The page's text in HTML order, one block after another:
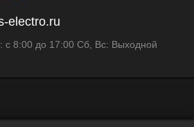
electro.ru
с 8:00 до 17:00 Сб, Вс: Выходной